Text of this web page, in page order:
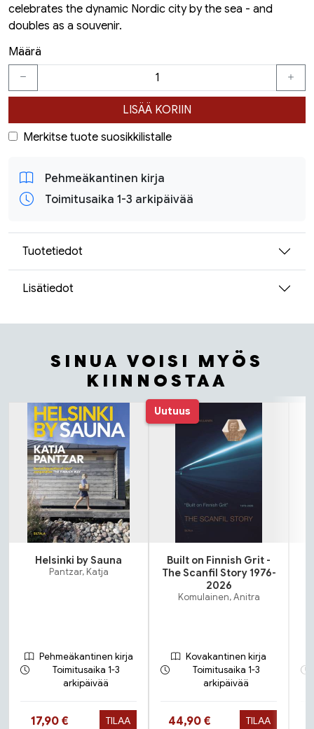
celebrates the dynamic Nordic city by the sea - and
doubles as a souvenir.
Määrä
LISÄÄ KORIIN
Merkitse tuote suosikkilistalle
Pehmeäkantinen kirja
Toimitusaika 1-3 arkipäivää
Tuotetiedot
Lisätiedot
SINUA VOISI MYÖS
KIINNOSTAA
Tuoteluettelon alku
Helsinki by Sauna
Pantzar, Katja
Pehmeäkantinen kirja
Toimitusaika 1-3
arkipäivää
Hinta nyt
17,90 € TILAA
Uutuus
Built on Finnish Grit -
The Scanfil Story 1976-
2026
Komulainen, Anitra
Kovakantinen kirja
Toimitusaika 1-3
arkipäivää
Hinta nyt
44,90 € TILAA